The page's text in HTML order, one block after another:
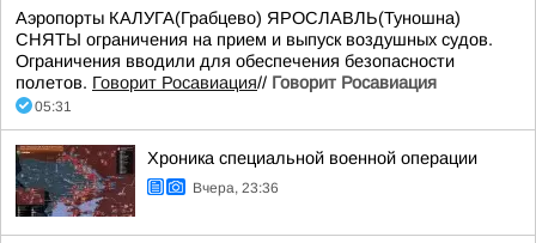
Аэропорты КАЛУГА(Грабцево) ЯРОСЛАВЛЬ(Туношна)
СНЯТЫ ограничения на прием и выпуск воздушных судов.
Ограничения вводили для обеспечения безопасности
полетов. Говорит Росавиация// Говорит Росавиация
05:31
Хроника специальной военной операции
Вчера, 23:36